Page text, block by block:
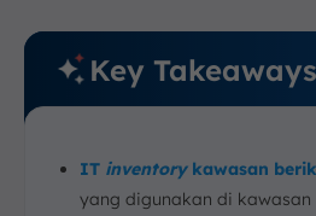
Key Takeaways
IT inventorykawasan
yang digunakan di kawasan